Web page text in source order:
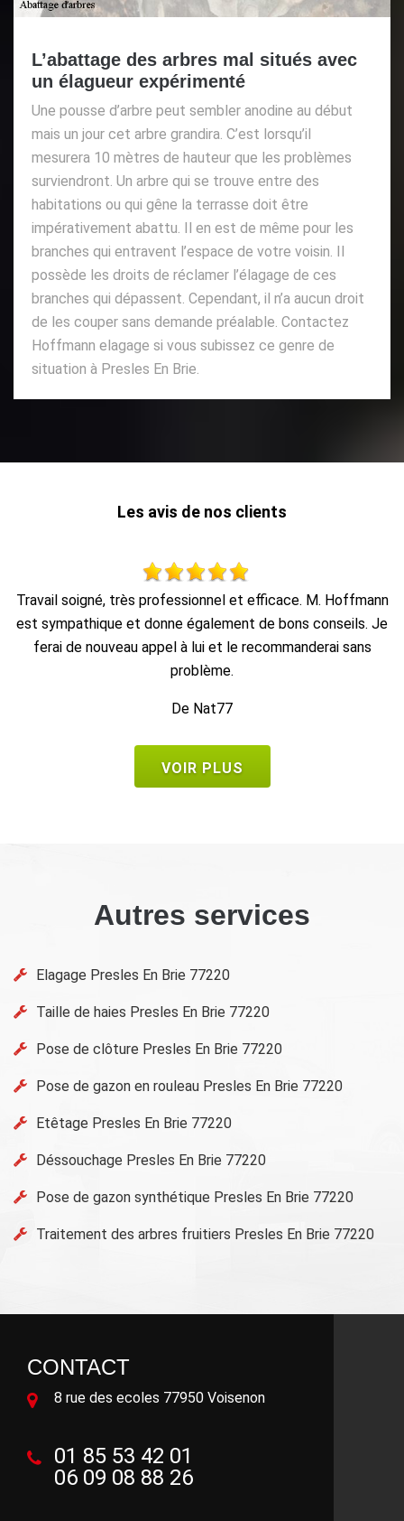
L’abattage des arbres mal situés avec
un élagueur expérimenté
Une pousse d’arbre peut sembler anodine au début
mais un jour cet arbre grandira. C’est lorsqu’il
mesurera 10 mètres de hauteur que les problèmes
surviendront. Un arbre qui se trouve entre des
habitations ou qui gêne la terrasse doit être
impérativement abattu. Il en est de même pour les
branches qui entravent l’espace de votre voisin. Il
possède les droits de réclamer l’élagage de ces
branches qui dépassent. Cependant, il n’a aucun droit
de les couper sans demande préalable. Contactez
Hoffmann elagage si vous subissez ce genre de
situation à Presles En Brie.
Les avis de nos clients
Au top, je recommande !!
De Ornella
VOIR PLUS
Autres services
Elagage Presles En Brie 77220
Taille de haies Presles En Brie 77220
Pose de clôture Presles En Brie 77220
Pose de gazon en rouleau Presles En Brie 77220
Etêtage Presles En Brie 77220
Déssouchage Presles En Brie 77220
Pose de gazon synthétique Presles En Brie 77220
Traitement des arbres fruitiers Presles En Brie 77220
CONTACT
8 rue des ecoles 77950 Voisenon
01 85 53 42 01
06 09 08 88 26